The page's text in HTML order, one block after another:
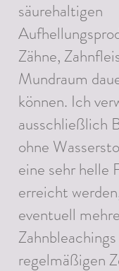
säurehaltigen
Zähne,
Mundraum
können. Ich
ausschließlich
ohne
eine sehr helle
erreicht
eventuell
regelmäßigen